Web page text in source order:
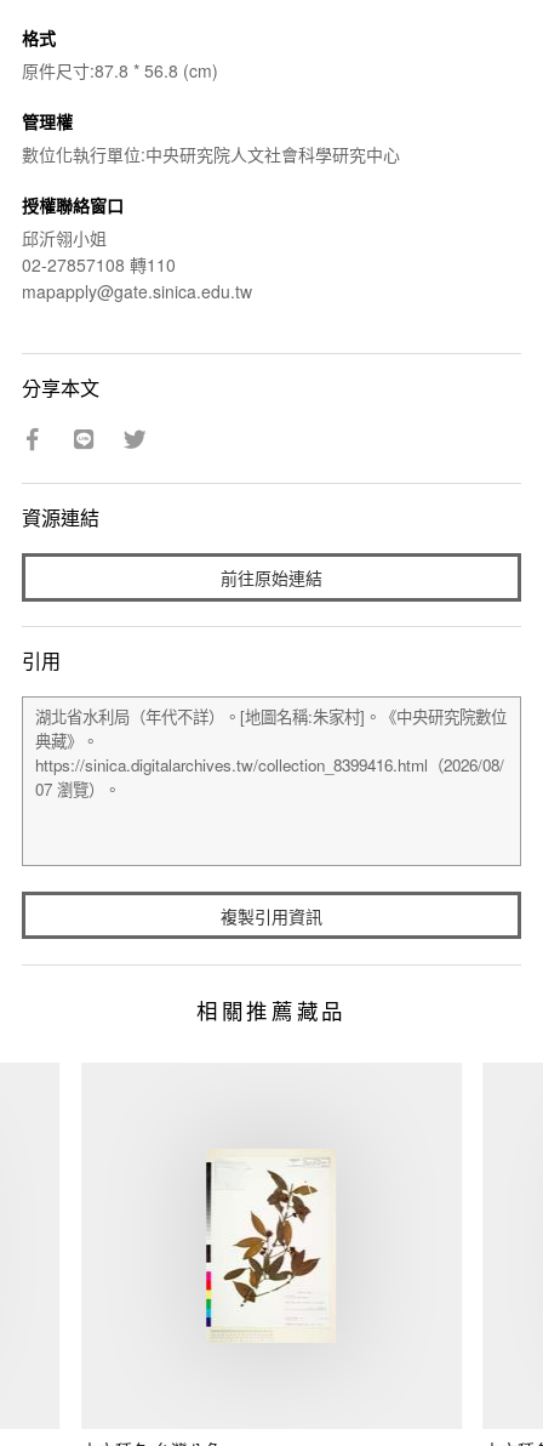
格式
原件尺寸:87.8 * 56.8 (cm)
管理權
數位化執行單位:中央研究院人文社會科學研究中心
授權聯絡窗口
邱沂翎小姐
02-27857108 轉110
mapapply@gate.sinica.edu.tw
分享本文
資源連結
前往原始連結
引用
複製引用資訊
相關推薦藏品